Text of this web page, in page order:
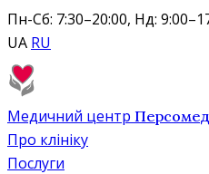
Пн-Сб: 7:30–20:00, Нд:
UA RU
Медичний центр Персомед
Про клініку
Послуги